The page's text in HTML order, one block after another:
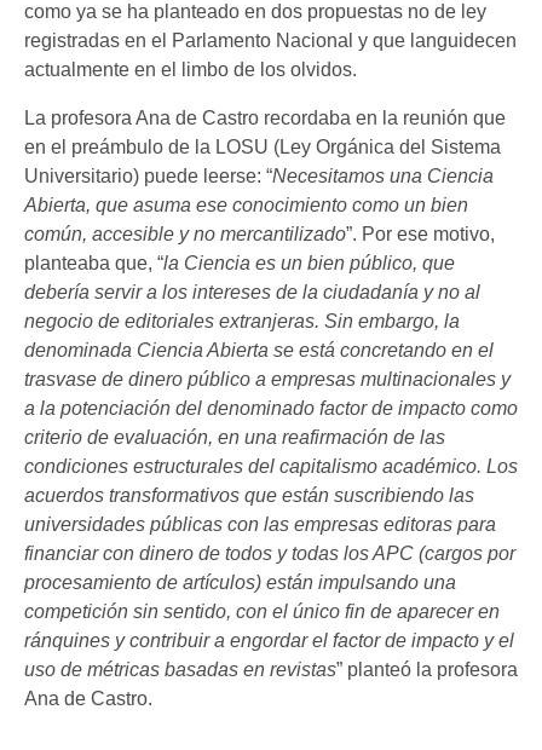
como ya se ha planteado en dos propuestas no de ley
registradas en el Parlamento Nacional y que languidecen
actualmente en el limbo de los olvidos.
La profesora Ana de Castro recordaba en la reunión que
en el preámbulo de la LOSU (Ley Orgánica del Sistema
Universitario) puede leerse: “Necesitamos una Ciencia
Abierta, que asuma ese conocimiento como un bien
común, accesible y no mercantilizado”. Por ese motivo,
planteaba que, “la Ciencia es un bien público, que
debería servir a los intereses de la ciudadanía y no al
negocio de editoriales extranjeras. Sin embargo, la
denominada Ciencia Abierta se está concretando en el
trasvase de dinero público a empresas multinacionales y
a la potenciación del denominado factor de impacto como
criterio de evaluación, en una reafirmación de las
condiciones estructurales del capitalismo académico. Los
acuerdos transformativos que están suscribiendo las
universidades públicas con las empresas editoras para
financiar con dinero de todos y todas los APC (cargos por
procesamiento de artículos) están impulsando una
competición sin sentido, con el único fin de aparecer en
ránquines y contribuir a engordar el factor de impacto y el
uso de métricas basadas en revistas” planteó la profesora
Ana de Castro.